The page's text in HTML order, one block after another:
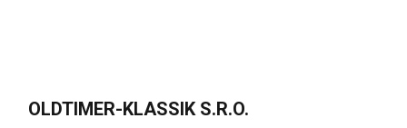
OLDTIMER-KLASSIK S.R.O.